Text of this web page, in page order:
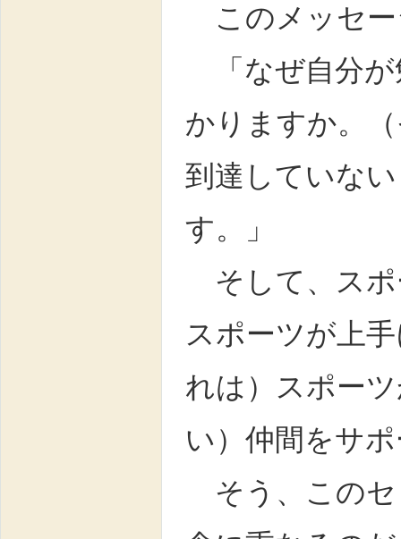
このメッセー
「なぜ自分が
かりますか。
到達していな
す。」
そして、スポ
スポーツが上
れは）スポー
い）仲間をサ
そう、このセ